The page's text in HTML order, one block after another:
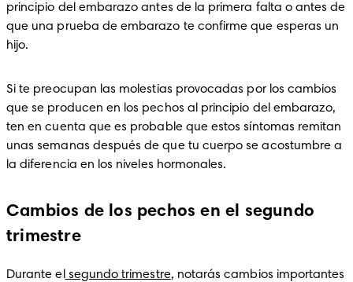
principio del embarazo antes de la primera falta o antes de
que una prueba de embarazo te confirme que esperas un
hijo.
Si te preocupan las molestias provocadas por los cambios
que se producen en los pechos al principio del embarazo,
ten en cuenta que es probable que estos síntomas remitan
unas semanas después de que tu cuerpo se acostumbre a
la diferencia en los niveles hormonales.
Cambios de los pechos en el segundo
trimestre
Durante el segundo trimestre, notarás cambios importantes